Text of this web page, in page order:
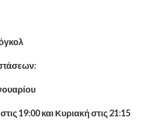
19:00 και Κυριακή στις 21:15